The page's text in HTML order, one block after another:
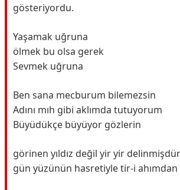
gösteriyordu.
Yaşamak uğruna
ölmek bu olsa gerek
Sevmek uğruna
Ben sana mecburum bilemezsin
Adını mıh gibi aklımda tutuyorum
Büyüdükçe büyüyor gözlerin
görinen yıldız değil yir yir
gün yüzünün hasretiyle tir-i